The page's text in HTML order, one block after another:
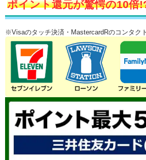
ポイント還元が驚愕の10倍
※Visaのタッチ決済・MastercardRのコンタク